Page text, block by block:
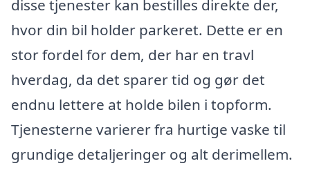
disse tjenester kan bestilles direkte der,
hvor din bil holder parkeret. Dette er en
stor fordel for dem, der har en travl
hverdag, da det sparer tid og gør det
endnu lettere at holde bilen i topform.
Tjenesterne varierer fra hurtige vaske til
grundige detaljeringer og alt derimellem.